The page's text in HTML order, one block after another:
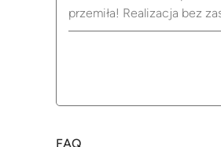
przemiła! Realizacja bez
FAQ